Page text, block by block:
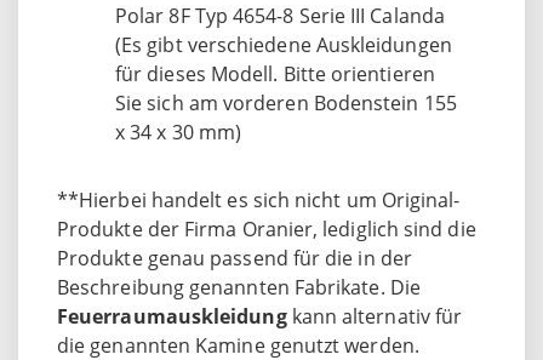
Polar 8F Typ 4654-8 Serie III Calanda
(Es gibt verschiedene Auskleidungen
für dieses Modell. Bitte orientieren
Sie sich am vorderen Bodenstein 155
x 34 x 30 mm)
**Hierbei handelt es sich nicht um Original-
Produkte der Firma Oranier, lediglich sind die
Produkte genau passend für die in der
Beschreibung genannten Fabrikate. Die
Feuerraumauskleidungkann alternativ für
die genannten Kamine genutzt werden.